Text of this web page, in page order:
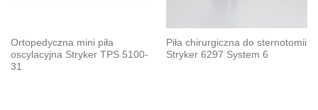
Ortopedyczna mini piła
oscylacyjna Stryker TPS 5100-
31
Piła chirurgiczna do sternotomii
Stryker 6297 System 6